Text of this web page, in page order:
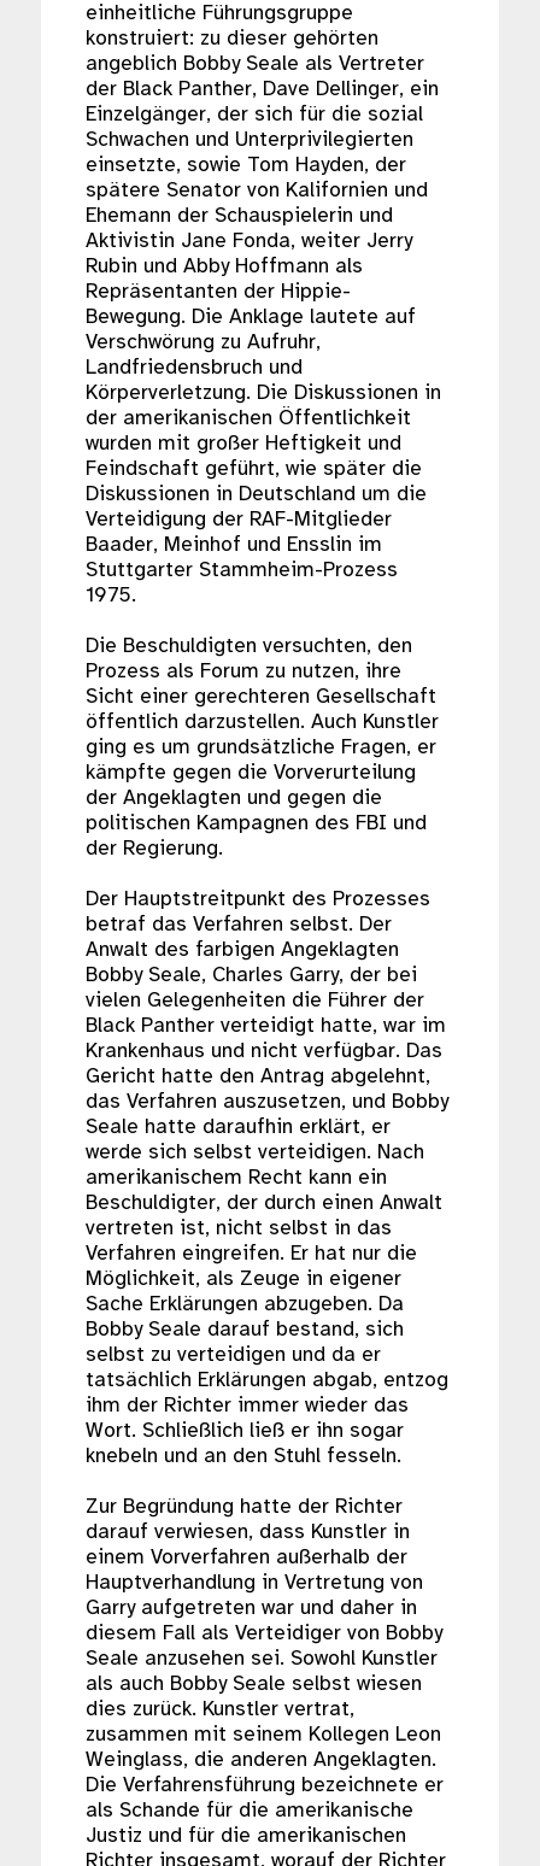
einheitliche Führungsgruppe
konstruiert: zu dieser gehörten
angeblich Bobby Seale als Vertreter
der Black Panther, Dave Dellinger, ein
Einzelgänger, der sich für die sozial
Schwachen und Unterprivilegierten
einsetzte, sowie Tom Hayden, der
spätere Senator von Kalifornien und
Ehemann der Schauspielerin und
Aktivistin Jane Fonda, weiter Jerry
Rubin und Abby Hoffmann als
Repräsentanten der Hippie-
Bewegung. Die Anklage lautete auf
Verschwörung zu Aufruhr,
Landfriedensbruch und
Körperverletzung. Die Diskussionen in
der amerikanischen Öffentlichkeit
wurden mit großer Heftigkeit und
Feindschaft geführt, wie später die
Diskussionen in Deutschland um die
Verteidigung der RAF-Mitglieder
Baader, Meinhof und Ensslin im
Stuttgarter Stammheim-Prozess
1975.
Die Beschuldigten versuchten, den
Prozess als Forum zu nutzen, ihre
Sicht einer gerechteren Gesellschaft
öffentlich darzustellen. Auch Kunstler
ging es um grundsätzliche Fragen, er
kämpfte gegen die Vorverurteilung
der Angeklagten und gegen die
politischen Kampagnen des FBI und
der Regierung.
Der Hauptstreitpunkt des Prozesses
betraf das Verfahren selbst. Der
Anwalt des farbigen Angeklagten
Bobby Seale, Charles Garry, der bei
vielen Gelegenheiten die Führer der
Black Panther verteidigt hatte, war im
Krankenhaus und nicht verfügbar. Das
Gericht hatte den Antrag abgelehnt,
das Verfahren auszusetzen, und Bobby
Seale hatte daraufhin erklärt, er
werde sich selbst verteidigen. Nach
amerikanischem Recht kann ein
Beschuldigter, der durch einen Anwalt
vertreten ist, nicht selbst in das
Verfahren eingreifen. Er hat nur die
Möglichkeit, als Zeuge in eigener
Sache Erklärungen abzugeben. Da
Bobby Seale darauf bestand, sich
selbst zu verteidigen und da er
tatsächlich Erklärungen abgab, entzog
ihm der Richter immer wieder das
Wort. Schließlich ließ er ihn sogar
knebeln und an den Stuhl fesseln.
Zur Begründung hatte der Richter
darauf verwiesen, dass Kunstler in
einem Vorverfahren außerhalb der
Hauptverhandlung in Vertretung von
Garry aufgetreten war und daher in
diesem Fall als Verteidiger von Bobby
Seale anzusehen sei. Sowohl Kunstler
als auch Bobby Seale selbst wiesen
dies zurück. Kunstler vertrat,
zusammen mit seinem Kollegen Leon
Weinglass, die anderen Angeklagten.
Die Verfahrensführung bezeichnete er
als Schande für die amerikanische
Justiz und für die amerikanischen
Richter insgesamt, worauf der Richter